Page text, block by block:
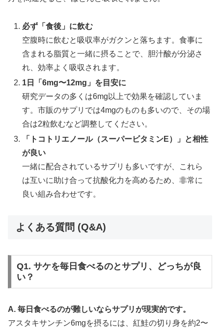
必ず「食後」に飲む
空腹時に飲むと吸収率がガクンと落ちます。食事に
含まれる脂質と一緒に摂ることで、胆汁酸が分泌さ
れ、効率よく吸収されます。
1日「6mg〜12mg」を目安に
研究データの多くは6mg以上で効果を確認していま
す。市販のサプリでは4mgのものも多いので、その場
合は2粒飲むなど調整してください。
「トコトリエノール（スーパービタミンE）」と相性
が良い
一緒に配合されているサプリも多いですが、これら
は互いに助け合って抗酸化力を高めるため、非常に
良い組み合わせです。
よくある質問 (Q&A)
Q1. サケを毎日食べるのとサプリ、どっちが良
い？
A. 毎日食べるのが難しいならサプリが現実的です。
アスタキサンチン6mgを摂るには、紅鮭の切り身を約2〜